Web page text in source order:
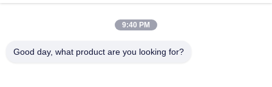
एल्यूमीनियम एक्सट्रूडेड हीट सिंक
औद्योगिक एल्यूमिनियम प्रोफाइल आकार का हीटसिंक सीएनसी परिशुद्धता मशीनिंग
9:40 PM
Good day, what product are you looking for?